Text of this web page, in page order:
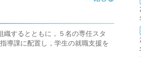
するとともに，５名の専任スタ
導課に配置し，学生の就職支援を